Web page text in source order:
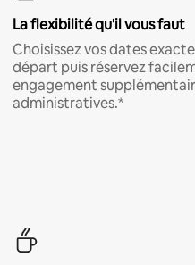
La flexibilité qu'il vous faut
Choisissez vos dates
départ puis réservez
engagement
administratives.*